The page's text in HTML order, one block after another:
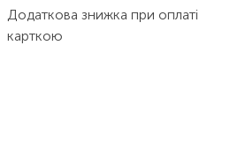
Додаткова знижка при оплаті
карткою